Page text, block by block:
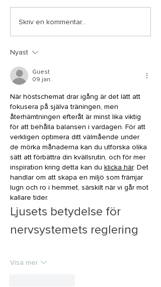
Påskschema och ny
Skriv en kommentar...
Nyast
Guest
09 jan.
När höstschemat drar igång är det lätt att
fokusera på själva träningen, men
återhämtningen efteråt är minst lika viktig
för att behålla balansen i vardagen. För att
verkligen optimera ditt välmående under
de mörka månaderna kan du utforska olika
sätt att förbättra din kvällsrutin, och för mer
inspiration kring detta kan du klicka här. Det
handlar om att skapa en miljö som främjar
lugn och ro i hemmet, särskilt när vi går mot
kallare tider.
Ljusets betydelse för
nervsystemets reglering
Visa mer